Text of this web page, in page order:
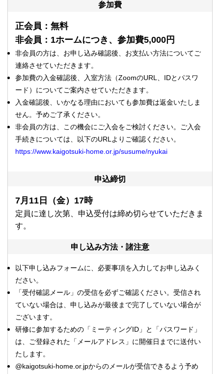
参加費
正会員：無料
非会員：1ホームにつき、参加費5,000円
非会員の方は、お申し込み確認後、お支払い方法についてご
連絡させていただきます。
参加費の入金確認後、入室方法（ZoomのURL、IDとパスワ
ード）についてご案内させていただきます。
入金確認後、いかなる理由においても参加費は返金いたしま
せん。予めご了承ください。
非会員の方は、この機会にご入会をご検討ください。ご入会
手続きについては、以下のURLよりご確認ください。
https://www.kaigotsuki-home.or.jp/susume/nyukai
申込締切
7月11 日（金）17時
定員に達し次第、申込受付は締め切らせていただきま
す。
申し込み方法・諸注意
以下申し込みフォームに、必要事項を入力してお申し込みく
ださい。
「受付確認メール」の受信を必ずご確認ください。受信され
ていない場合は、申し込みが最後まで完了していない場合が
ございます。
研修に参加するための「ミーティングID」と「パスワード」
は、ご登録された「メールアドレス」に開催日までに送付い
たします。
@kaigotsuki-home.or.jpからのメールが受信できるよう予め